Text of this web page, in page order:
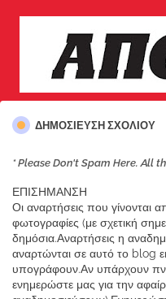
ΔΗΜΟΣΊΕΥΣΗ ΣΧΟΛΊΟΥ
* Please Don't Spam Here. All
ΕΠΙΣΗΜΑΝΣΗ
Οι αναρτήσεις που γίνονται
φωτογραφίες (με σχετική
δημόσια.Αναρτήσεις η
αναρτώνται σε αυτό το blog
υπογράφουν.Αν υπάρχουν
ενημερώστε μας για την